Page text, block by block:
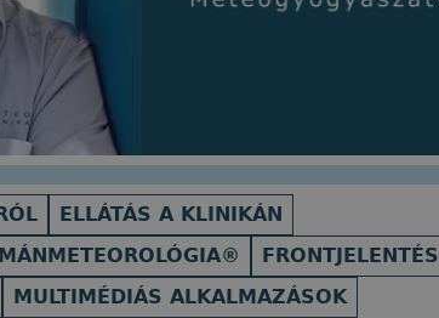
ELLÁTÁS A KLINIKÁN
FRONTJELENTÉS
MULTIMÉDIÁS ALKALMAZÁSOK